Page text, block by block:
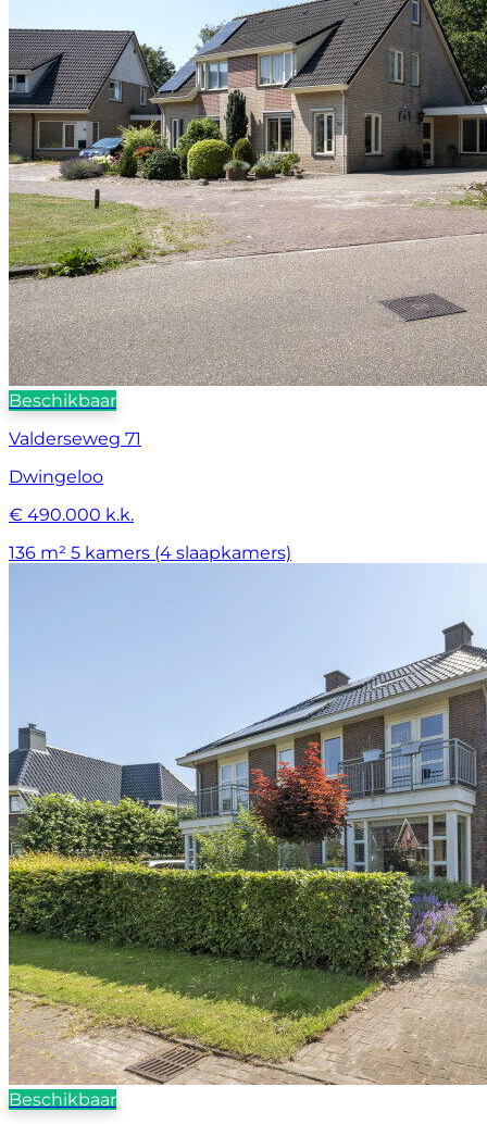
Beschikbaar
Valderseweg 71
Dwingeloo
€ 490.000 k.k.
136 m² 5 kamers (4 slaapkamers)
Beschikbaar